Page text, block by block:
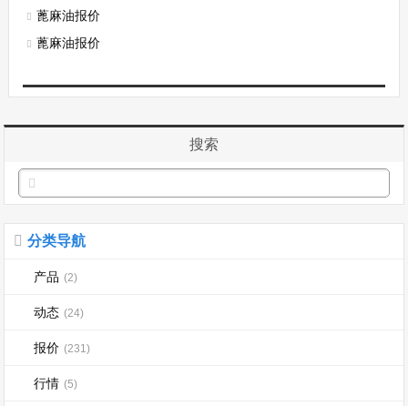
蓖麻油报价
蓖麻油报价
搜索
分类导航
产品 (2)
动态 (24)
报价 (231)
行情 (5)